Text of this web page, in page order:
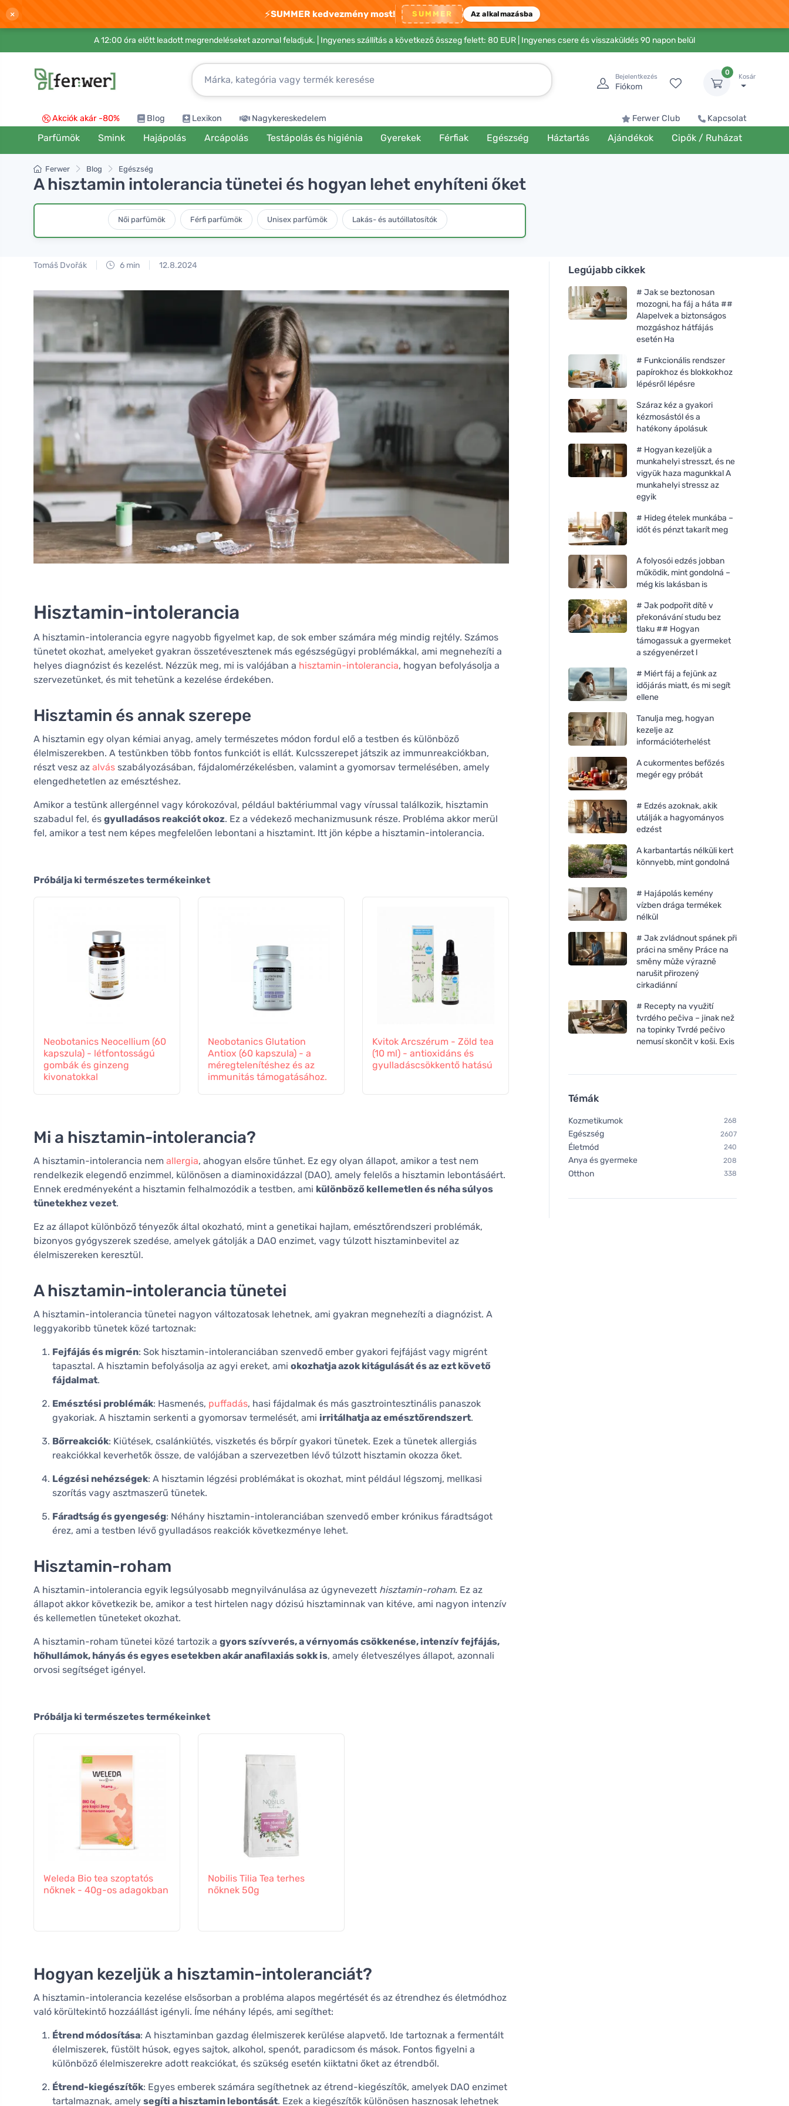
× ⚡SUMMER kedvezmény most! SUMMER Az alkalmazásba
A 12:00 óra előtt leadott megrendeléseket azonnal feladjuk. | Ingyenes szállítás a következő összeg felett: 80 EUR | Ingyenes csere és visszaküldés 90 napon belül
Bejelentkezés
Fiókom
0
Kosár
Akciók akár -80% Blog Lexikon Nagykereskedelem Ferwer Club Kapcsolat
Parfümök Smink Hajápolás Arcápolás Testápolás és higiénia Gyerekek Férfiak Egészség Háztartás Ajándékok Cipők / Ruházat
Ferwer Blog Egészség
A hisztamin intolerancia tünetei és hogyan lehet enyhíteni őket
Női parfümök Férfi parfümök Unisex parfümök Lakás- és autóillatosítók
Tomáš Dvořák 6 min 12.8.2024
Hisztamin-intolerancia
A hisztamin-intolerancia egyre nagyobb figyelmet kap, de sok ember számára még mindig rejtély. Számos
tünetet okozhat, amelyeket gyakran összetévesztenek más egészségügyi problémákkal, ami megnehezíti a
helyes diagnózist és kezelést. Nézzük meg, mi is valójában a hisztamin-intolerancia, hogyan befolyásolja a
szervezetünket, és mit tehetünk a kezelése érdekében.
Hisztamin és annak szerepe
A hisztamin egy olyan kémiai anyag, amely természetes módon fordul elő a testben és különböző
élelmiszerekben. A testünkben több fontos funkciót is ellát. Kulcsszerepet játszik az immunreakciókban,
részt vesz az alvás szabályozásában, fájdalomérzékelésben, valamint a gyomorsav termelésében, amely
elengedhetetlen az emésztéshez.
Amikor a testünk allergénnel vagy kórokozóval, például baktériummal vagy vírussal találkozik, hisztamin
szabadul fel, és gyulladásos reakciót okoz. Ez a védekező mechanizmusunk része. Probléma akkor merül
fel, amikor a test nem képes megfelelően lebontani a hisztamint. Itt jön képbe a hisztamin-intolerancia.
Próbálja ki természetes termékeinket
Neobotanics Neocellium (60
kapszula) - létfontosságú
gombák és ginzeng
kivonatokkal
Neobotanics Glutation
Antiox (60 kapszula) - a
méregtelenítéshez és az
immunitás támogatásához.
Kvitok Arcszérum - Zöld tea
(10 ml) - antioxidáns és
gyulladáscsökkentő hatású
Mi a hisztamin-intolerancia?
A hisztamin-intolerancia nem allergia, ahogyan elsőre tűnhet. Ez egy olyan állapot, amikor a test nem
rendelkezik elegendő enzimmel, különösen a diaminoxidázzal (DAO), amely felelős a hisztamin lebontásáért.
Ennek eredményeként a hisztamin felhalmozódik a testben, ami különböző kellemetlen és néha súlyos
tünetekhez vezet.
Ez az állapot különböző tényezők által okozható, mint a genetikai hajlam, emésztőrendszeri problémák,
bizonyos gyógyszerek szedése, amelyek gátolják a DAO enzimet, vagy túlzott hisztaminbevitel az
élelmiszereken keresztül.
A hisztamin-intolerancia tünetei
A hisztamin-intolerancia tünetei nagyon változatosak lehetnek, ami gyakran megnehezíti a diagnózist. A
leggyakoribb tünetek közé tartoznak:
Fejfájás és migrén: Sok hisztamin-intoleranciában szenvedő ember gyakori fejfájást vagy migrént
tapasztal. A hisztamin befolyásolja az agyi ereket, ami okozhatja azok kitágulását és az ezt követő
fájdalmat.
Emésztési problémák: Hasmenés, puffadás, hasi fájdalmak és más gasztrointesztinális panaszok
gyakoriak. A hisztamin serkenti a gyomorsav termelését, ami irritálhatja az emésztőrendszert.
Bőrreakciók: Kiütések, csalánkiütés, viszketés és bőrpír gyakori tünetek. Ezek a tünetek allergiás
reakciókkal keverhetők össze, de valójában a szervezetben lévő túlzott hisztamin okozza őket.
Légzési nehézségek: A hisztamin légzési problémákat is okozhat, mint például légszomj, mellkasi
szorítás vagy asztmaszerű tünetek.
Fáradtság és gyengeség: Néhány hisztamin-intoleranciában szenvedő ember krónikus fáradtságot
érez, ami a testben lévő gyulladásos reakciók következménye lehet.
Hisztamin-roham
A hisztamin-intolerancia egyik legsúlyosabb megnyilvánulása az úgynevezett hisztamin-roham. Ez az
állapot akkor következik be, amikor a test hirtelen nagy dózisú hisztaminnak van kitéve, ami nagyon intenzív
és kellemetlen tüneteket okozhat.
A hisztamin-roham tünetei közé tartozik a gyors szívverés, a vérnyomás csökkenése, intenzív fejfájás,
hőhullámok, hányás és egyes esetekben akár anafilaxiás sokk is, amely életveszélyes állapot, azonnali
orvosi segítséget igényel.
Próbálja ki természetes termékeinket
Weleda Bio tea szoptatós
nőknek - 40g-os adagokban
Nobilis Tilia Tea terhes
nőknek 50g
Hogyan kezeljük a hisztamin-intoleranciát?
A hisztamin-intolerancia kezelése elsősorban a probléma alapos megértését és az étrendhez és életmódhoz
való körültekintő hozzáállást igényli. Íme néhány lépés, ami segíthet:
Étrend módosítása: A hisztaminban gazdag élelmiszerek kerülése alapvető. Ide tartoznak a fermentált
élelmiszerek, füstölt húsok, egyes sajtok, alkohol, spenót, paradicsom és mások. Fontos figyelni a
különböző élelmiszerekre adott reakciókat, és szükség esetén kiiktatni őket az étrendből.
Étrend-kiegészítők: Egyes emberek számára segíthetnek az étrend-kiegészítők, amelyek DAO enzimet
tartalmaznak, amely segíti a hisztamin lebontását. Ezek a kiegészítők különösen hasznosak lehetnek
Legújabb cikkek
# Jak se beztonosan
mozogni, ha fáj a háta ##
Alapelvek a biztonságos
mozgáshoz hátfájás
esetén Ha
# Funkcionális rendszer
papírokhoz és blokkokhoz
lépésről lépésre
Száraz kéz a gyakori
kézmosástól és a
hatékony ápolásuk
# Hogyan kezeljük a
munkahelyi stresszt, és ne
vigyük haza magunkkal A
munkahelyi stressz az
egyik
# Hideg ételek munkába –
időt és pénzt takarít meg
A folyosói edzés jobban
működik, mint gondolná –
még kis lakásban is
# Jak podpořit dítě v
překonávání studu bez
tlaku ## Hogyan
támogassuk a gyermeket
a szégyenérzet l
# Miért fáj a fejünk az
időjárás miatt, és mi segít
ellene
Tanulja meg, hogyan
kezelje az
információterhelést
A cukormentes befőzés
megér egy próbát
# Edzés azoknak, akik
utálják a hagyományos
edzést
A karbantartás nélküli kert
könnyebb, mint gondolná
# Hajápolás kemény
vízben drága termékek
nélkül
# Jak zvládnout spánek při
práci na směny Práce na
směny může výrazně
narušit přirozený
cirkadiánní
# Recepty na využití
tvrdého pečiva – jinak než
na topinky Tvrdé pečivo
nemusí skončit v koši. Exis
Témák
Kozmetikumok 268
Egészség 2607
Életmód 240
Anya és gyermeke 208
Otthon 338